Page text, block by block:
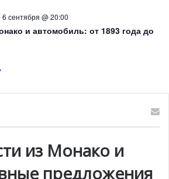
Портингой (Wilco Portinga),
и Фенна Крике (Fenna
6 сентября @ 20:00
и автомобиль: от 1893 года до
из Монако и
предложения